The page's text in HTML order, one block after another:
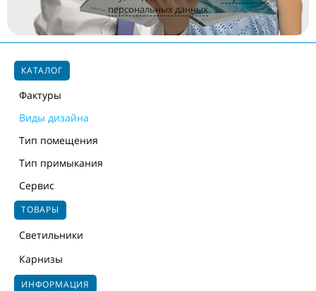
персональных данных
КАТАЛОГ
Фактуры
Виды дизайна
Тип помещения
Тип примыкания
Сервис
ТОВАРЫ
Светильники
Карнизы
ИНФОРМАЦИЯ